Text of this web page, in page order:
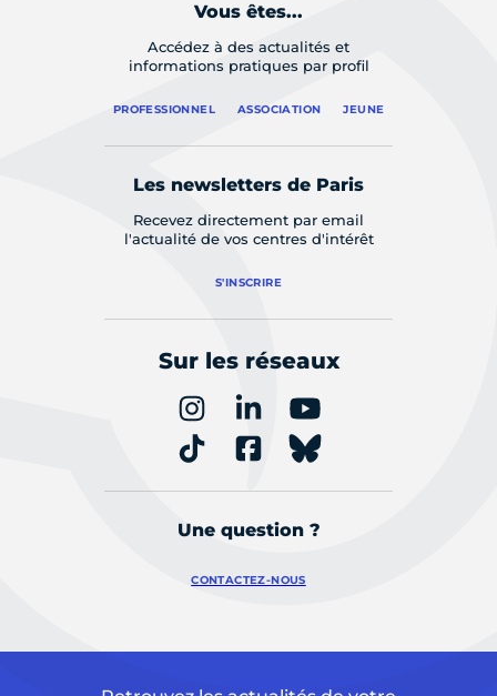
Vous êtes...
Accédez à des actualités et
informations pratiques par profil
PROFESSIONNEL ASSOCIATION JEUNE
Les newsletters de Paris
Recevez directement par email
l'actualité de vos centres d'intérêt
S'INSCRIRE
Sur les réseaux
Une question ?
CONTACTEZ-NOUS